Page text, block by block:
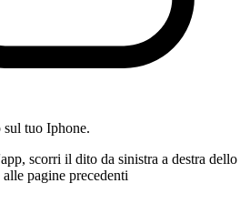
tuo Iphone.
scorri il dito da sinistra a destra dello
pagine precedenti